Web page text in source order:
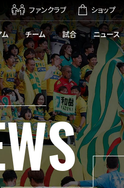
ファンクラブ ショップ
ム チーム 試合 ニュース